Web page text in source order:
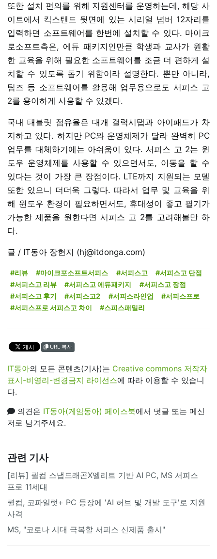
또한 설치 편의를 위해 지원센터를 운영하는데, 해당 사
이트에서 킥스탠드 뒷면에 있는 시리얼 넘버 12자리를
입력하면 소프트웨어를 한번에 설치할 수 있다. 마이크
로소프트측은, 에듀 패키지인만큼 학생과 교사가 원활
한 교육을 위해 필요한 소프트웨어를 조금 더 편하게 설
치할 수 있도록 돕기 위함이라 설명한다. 뿐만 아니라,
팀즈 등 소프트웨어를 활용해 업무용으로도 서피스 고
2를 용이하게 사용할 수 있겠다.
국내 태블릿 점유율은 대개 갤럭시탭과 아이패드가 차
지하고 있다. 하지만 PC와 운영체제가 달라 완벽히 PC
업무를 대체하기에는 아쉬움이 있다. 서피스 고 2는 윈
도우 운영체제를 사용할 수 있으면서도, 이동을 할 수
있다는 것이 가장 큰 장점이다. LTE까지 지원되는 모델
또한 있으니 더더욱 그렇다. 따라서 업무 및 교육을 위
해 윈도우 환경이 필요하면서도, 휴대성이 좋고 필기가
가능한 제품을 원한다면 서피스 고 2를 고려해볼만 하
다.
글 / IT동아 장현지 (hj@itdonga.com)
#리뷰 #마이크포소프트서피스 #서피스고
#서피스고 단점
#서피스고 리뷰
#서피스고 에듀패키지
#서피스고 장점
#서피스고 후기
#서피스고2 #서피스라인업
#서피스프로
#서피스프로 서피스고 차이
#스피스패밀리
URL 복사
IT동아의 모든 콘텐츠(기사)는 Creative commons 저작자
표시-비영리-변경금지 라이선스에 따라 이용할 수 있습니
다.
의견은 IT동아(게임동아) 페이스북에서 덧글 또는 메신
저로 남겨주세요.
관련 기사
[리뷰] 퀄컴 스냅드래곤X엘리트 기반 AI PC, MS 서피스
프로 11세대
퀄컴, 코파일럿+ PC 등장에 'AI 허브 및 개발 도구'로 지원
사격
MS, "코로나 시대 극복할 서피스 신제품 출시"